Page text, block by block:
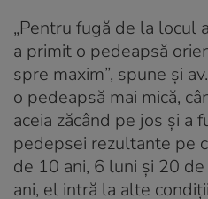
„Pentru fugă de la locul
a primit o pedeapsă
spre maxim”, spune şi
o pedeapsă mai mică,
aceia zăcând pe jos şi a
pedepsei rezultante pe
de 10 ani, 6 luni şi 20
ani, el intră la alte